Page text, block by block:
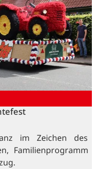
im Zeichen des
Familienprogramm